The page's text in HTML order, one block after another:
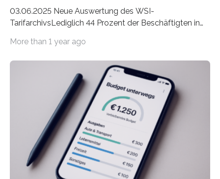
03.06.2025 Neue Auswertung des WSI-
TarifarchivsLediglich 44 Prozent der Beschäftigten in
tarifgebundenen Betrieben ist der Anteil mit 72 Prozent
Unterkünfte fast überall deutlich teurer geworden. Für
viele Beschäftigte ist deshalb das zumeist im Juni oder
Juli ausgezahlte Urlaubsgeld ein wichtiger Faktor, um
sich den wohlverdienten Jahresurlaub leisten zu
können. Allerdings erhält mit 44 Prozent noch nicht
einmal die Hälfte aller Beschäftigten in der
Privatwirtschaft Urlaubsgeld. Zu diesem…
More than 1 year ago